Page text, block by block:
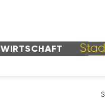
WIRT­SCHAFT